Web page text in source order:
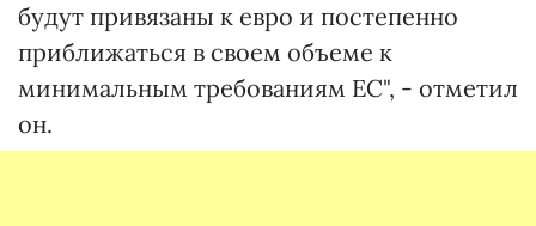
будут привязаны к евро и постепенно
приближаться в своем объеме к
минимальным требованиям ЕС", - отметил
он.